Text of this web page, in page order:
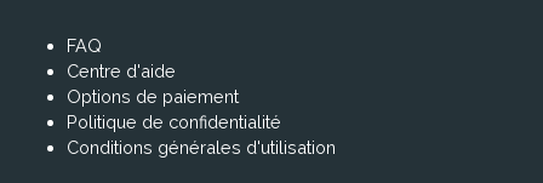
FAQ
Centre d'aide
Options de paiement
Politique de confidentialité
Conditions générales d'utilisation